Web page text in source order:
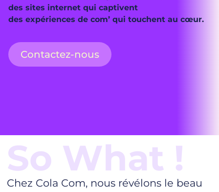
des sites internet qui captivent
des expériences de com’ qui touchent au cœur.
Contactez-nous
So What !
Chez Cola Com, nous révélons le beau